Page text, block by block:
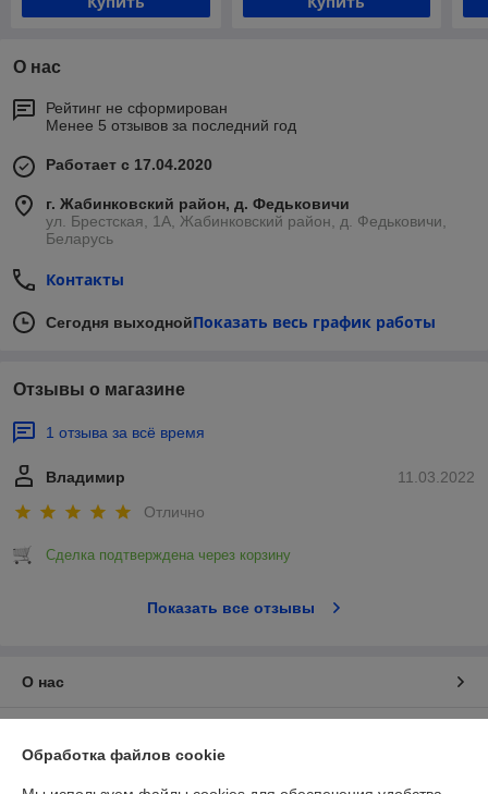
О нас
Рейтинг не сформирован
Менее 5 отзывов за последний год
Работает с 17.04.2020
г. Жабинковский район, д. Федьковичи
ул. Брестская, 1А, Жабинковский район, д. Федьковичи,
Беларусь
Контакты
Сегодня выходнойПоказать весь график работы
Отзывы о магазине
1 отзыва за всё время
11.03.2022
Владимир
Отлично
Сделка подтверждена через корзину
Показать все отзывы
О нас
Обработка файлов cookie